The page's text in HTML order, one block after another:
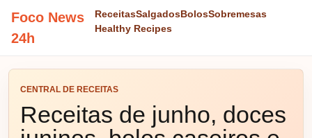
Foco News
24h
ReceitasSalgadosBolosSobremesas
Healthy Recipes
CENTRAL DE RECEITAS
Receitas de junho, doces